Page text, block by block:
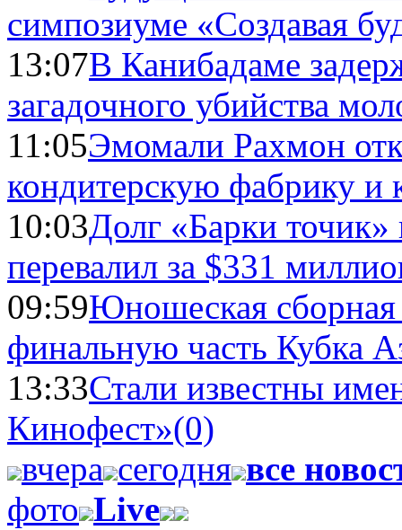
симпозиуме «Создавая
13:07В Канибадаме
загадочного убийства
11:05Эмомали Рахмон
кондитерскую фабрику и
10:03Долг «Барки
перевалил за $331
09:59Юношеская
финальную часть Кубка
13:33Стали известны
Кинофест»(0)
вчера сегодня все
фото Live